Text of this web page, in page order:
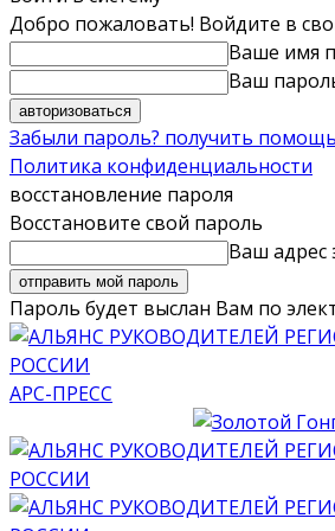
Добро пожаловать! Войдите в
Ваше имя
Ваш
Забыли пароль? получить помощь
Политика конфиденциальности
восстановление пароля
Восстановите свой пароль
Ваш адрес
Пароль будет выслан Вам по
АРС-ПРЕСС